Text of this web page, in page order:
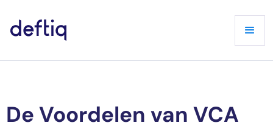
De Voordelen van VCA